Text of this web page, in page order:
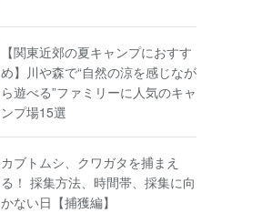
【関東近郊の夏キャンプにおすす
め】川や森で“自然の涼を感じなが
ら遊べる”ファミリーに人気のキャ
ンプ場15選
カブトムシ、クワガタを捕まえ
る！ 採集方法、時間帯、採集に向
かない日【捕獲編】